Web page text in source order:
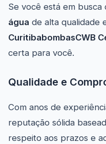
Se você está em busca
água de alta qualidade
CuritibabombasCWB
certa para você.
Qualidade e
Com anos de
reputação sólida
respeito aos prazos e